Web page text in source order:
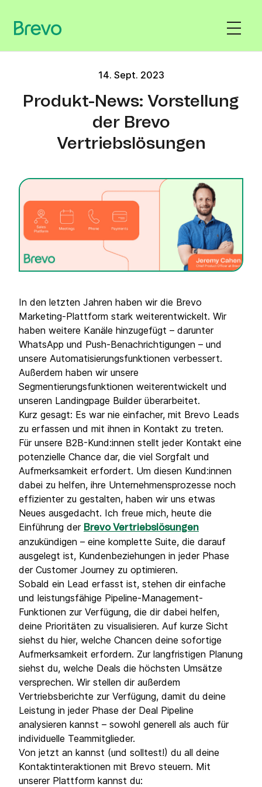
14. Sept. 2023
Produkt-News: Vorstellung
der Brevo
Vertriebslösungen
In den letzten Jahren haben wir die Brevo
Marketing-Plattform stark weiterentwickelt. Wir
haben weitere Kanäle hinzugefügt – darunter
WhatsApp und Push-Benachrichtigungen – und
unsere Automatisierungsfunktionen verbessert.
Außerdem haben wir unsere
Segmentierungsfunktionen weiterentwickelt und
unseren Landingpage Builder überarbeitet.
Kurz gesagt: Es war nie einfacher, mit Brevo Leads
zu erfassen und mit ihnen in Kontakt zu treten.
Für unsere B2B-Kund:innen stellt jeder Kontakt eine
potenzielle Chance dar, die viel Sorgfalt und
Aufmerksamkeit erfordert. Um diesen Kund:innen
dabei zu helfen, ihre Unternehmensprozesse noch
effizienter zu gestalten, haben wir uns etwas
Neues ausgedacht. Ich freue mich, heute die
Einführung der Brevo Vertriebslösungen
anzukündigen – eine komplette Suite, die darauf
ausgelegt ist, Kundenbeziehungen in jeder Phase
der Customer Journey zu optimieren.
Sobald ein Lead erfasst ist, stehen dir einfache
und leistungsfähige Pipeline-Management-
Funktionen zur Verfügung, die dir dabei helfen,
deine Prioritäten zu visualisieren. Auf kurze Sicht
siehst du hier, welche Chancen deine sofortige
Aufmerksamkeit erfordern. Zur langfristigen Planung
siehst du, welche Deals die höchsten Umsätze
versprechen. Wir stellen dir außerdem
Vertriebsberichte zur Verfügung, damit du deine
Leistung in jeder Phase der Deal Pipeline
analysieren kannst – sowohl generell als auch für
individuelle Teammitglieder.
Von jetzt an kannst (und solltest!) du all deine
Kontaktinteraktionen mit Brevo steuern. Mit
unserer Plattform kannst du: